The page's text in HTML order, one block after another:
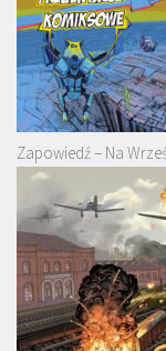
Zapowiedź – Na